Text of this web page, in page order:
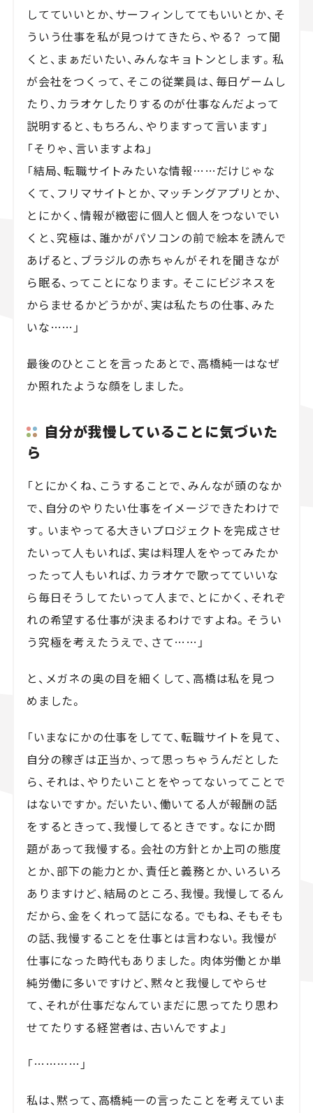
してていいとか、サーフィンしててもいいとか、そ
ういう仕事を私が見つけてきたら、やる？ って聞
くと、まぁだいたい、みんなキョトンとします。私
が会社をつくって、そこの従業員は、毎日ゲームし
たり、カラオケしたりするのが仕事なんだよって
説明すると、もちろん、やりますって言います」
「そりゃ、言いますよね」
「結局、転職サイトみたいな情報……だけじゃな
くて、フリマサイトとか、マッチングアプリとか、
とにかく、情報が緻密に個人と個人をつないでい
くと、究極は、誰かがパソコンの前で絵本を読んで
あげると、ブラジルの赤ちゃんがそれを聞きなが
ら眠る、ってことになります。そこにビジネスを
からませるかどうかが、実は私たちの仕事、みた
いな……」
最後のひとことを言ったあとで、高橋純一はなぜ
か照れたような顔をしました。
自分が我慢していることに気づいた
ら
「とにかくね、こうすることで、みんなが頭のなか
で、自分のやりたい仕事をイメージできたわけで
す。いまやってる大きいプロジェクトを完成させ
たいって人もいれば、実は料理人をやってみたか
ったって人もいれば、カラオケで歌ってていいな
ら毎日そうしてたいって人まで、とにかく、それぞ
れの希望する仕事が決まるわけですよね。そうい
う究極を考えたうえで、さて……」
と、メガネの奥の目を細くして、高橋は私を見つ
めました。
「いまなにかの仕事をしてて、転職サイトを見て、
自分の稼ぎは正当か、って思っちゃうんだとした
ら、それは、やりたいことをやってないってことで
はないですか。だいたい、働いてる人が報酬の話
をするときって、我慢してるときです。なにか問
題があって我慢する。会社の方針とか上司の態度
とか、部下の能力とか、責任と義務とか、いろいろ
ありますけど、結局のところ、我慢。我慢してるん
だから、金をくれって話になる。でもね、そもそも
の話、我慢することを仕事とは言わない。我慢が
仕事になった時代もありました。肉体労働とか単
純労働に多いですけど、黙々と我慢してやらせ
て、それが仕事だなんていまだに思ってたり思わ
せてたりする経営者は、古いんですよ」
「…………」
私は、黙って、高橋純一の言ったことを考えていま